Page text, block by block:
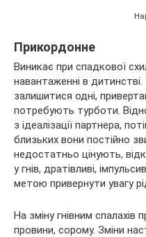
Прикордонне
Виникає при спадкової
навантаженні в
залишитися одні,
потребують турботи.
з ідеалізації партнера,
близьких вони постійно
недостатньо цінують,
у гнів, дратівливі,
метою привернути увагу
На зміну гнівним спалахів
провини, сорому. Зміни